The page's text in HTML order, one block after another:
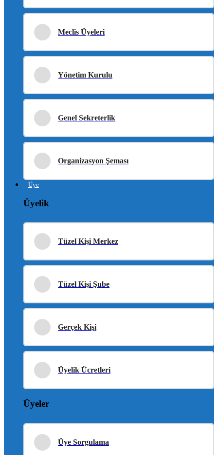
Meclis Üyeleri
Yönetim Kurulu
Genel Sekreterlik
Organizasyon Şeması
Üye
Üyelik
Tüzel Kişi Merkez
Tüzel Kişi Şube
Gerçek Kişi
Üyelik Ücretleri
Üyeler
Üye Sorgulama